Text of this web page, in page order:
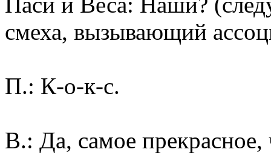
смеха, вызывающий
П.: К-о-к-с.
В.: Да, самое